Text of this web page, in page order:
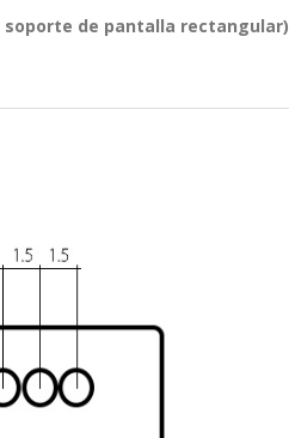
soporte de pantalla rectangular)